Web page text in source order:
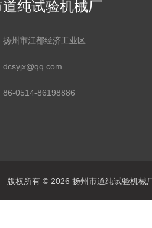
纯试验机械厂
扬州市江都经济工业区
dcsyjx@qq.com
86-0514-86198886
版权所有 © 2026 扬州市道纯试验机